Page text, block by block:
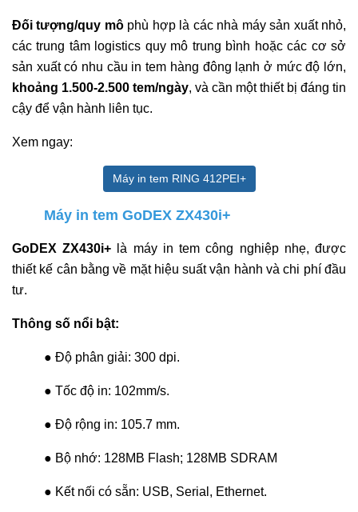
Đối tượng/quy môphù hợp là các nhà máy sản xuất nhỏ,
các trung tâm logistics quy mô trung bình hoặc các cơ sở
sản xuất có nhu cầu in tem hàng đông lạnh ở mức độ lớn,
khoảng 1.500-2.500 tem/ngày, và cần một thiết bị đáng tin
cậy để vận hành liên tục.
Xem ngay:
Máy in tem RING 412PEI+
Máy in tem GoDEX ZX430i+
GoDEX ZX430i+ là máy in tem công nghiệp nhẹ, được
thiết kế cân bằng về mặt hiệu suất vận hành và chi phí đầu
tư.
Thông số nổi bật:
● Độ phân giải: 300 dpi.
● Tốc độ in: 102mm/s.
● Độ rộng in: 105.7 mm.
● Bộ nhớ: 128MB Flash; 128MB SDRAM
● Kết nối có sẵn: USB, Serial, Ethernet.